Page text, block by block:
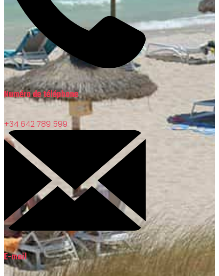
Numéro de téléphone
+34 642 789 599
E-mail